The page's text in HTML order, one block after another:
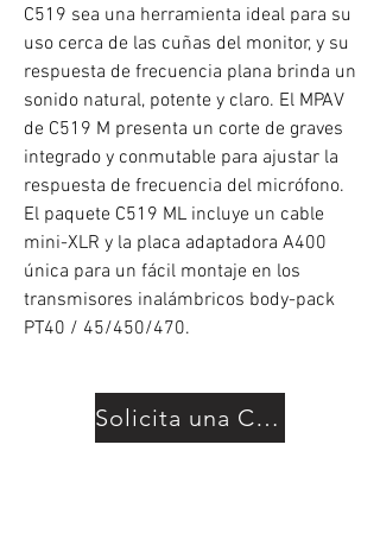
C519 sea una herramienta ideal para su
uso cerca de las cuñas del monitor, y su
respuesta de frecuencia plana brinda un
sonido natural, potente y claro. El MPAV
de C519 M presenta un corte de graves
integrado y conmutable para ajustar la
respuesta de frecuencia del micrófono.
El paquete C519 ML incluye un cable
mini-XLR y la placa adaptadora A400
única para un fácil montaje en los
transmisores inalámbricos body-pack
PT40 / 45/450/470.
Solicita una Cotización